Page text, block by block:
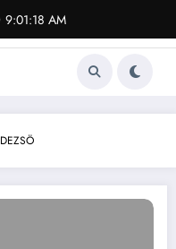
9:01:19 AM
DEZSÖ